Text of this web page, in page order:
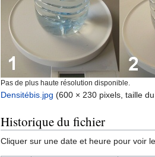
Pas de plus haute résolution disponible.
Densitébis.jpg (600 × 230 pixels, taille
Historique du fichier
Cliquer sur une date et heure pour voir